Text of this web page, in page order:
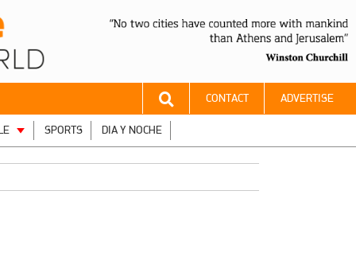
CONTACT ADVERTISE
SPORTS DIA Y NOCHE